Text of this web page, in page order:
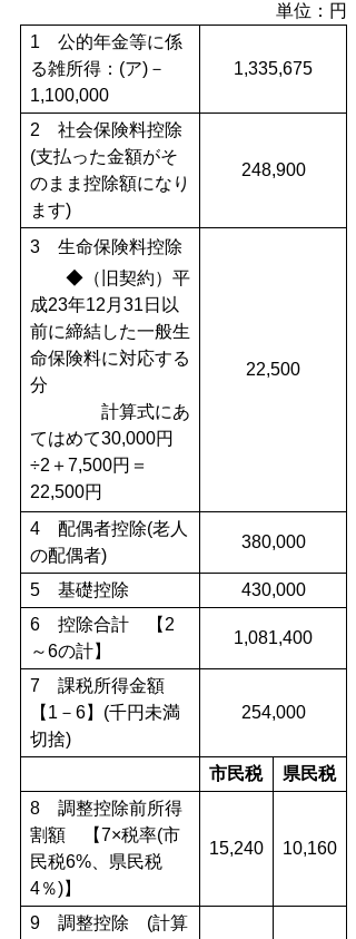
単位：円
1 公的年金等に係
る雑所得：(ア)－
1,100,000
1,335,675
2 社会保険料控除
(支払った金額がそ
のまま控除額になり
ます)
248,900
3 生命保険料控除
◆（旧契約）平
成23年12月31日以
前に締結した一般生
命保険料に対応する
分
計算式にあ
てはめて30,000円
÷2＋7,500円＝
22,500円
22,500
4 配偶者控除(老人
の配偶者)
380,000
5 基礎控除
430,000
6 控除合計 【2
～6の計】
1,081,400
7 課税所得金額
【1－6】(千円未満
切捨)
254,000
市民税
県民税
8 調整控除前所得
割額 【7×税率(市
民税6%、県民税
4％)】
15,240 10,160
9 調整控除 (計算